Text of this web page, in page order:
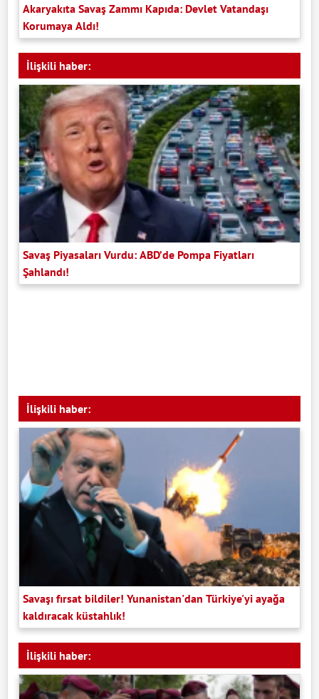
Akaryakıta Savaş Zammı Kapıda: Devlet Vatandaşı
Korumaya Aldı!
İlişkili haber:
Savaş Piyasaları Vurdu: ABD’de Pompa Fiyatları
Şahlandı!
İlişkili haber:
Savaşı fırsat bildiler! Yunanistan'dan Türkiye'yi ayağa
kaldıracak küstahlık!
İlişkili haber: